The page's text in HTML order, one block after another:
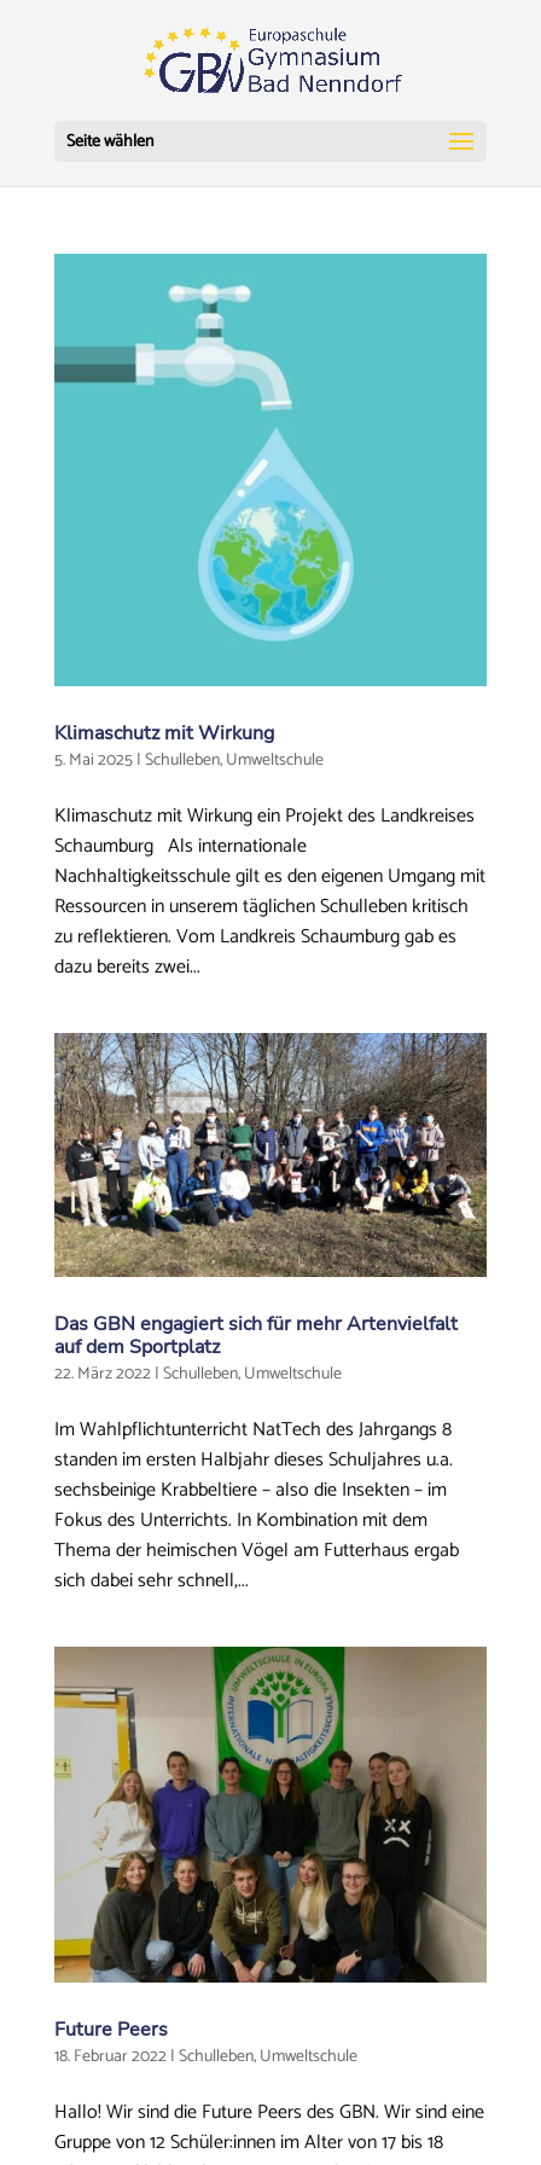
Seite wählen
Klimaschutz mit Wirkung
5. Mai 2025|Schulleben,Umweltschule
Klimaschutz mit Wirkung ein Projekt des Landkreises
Schaumburg Als internationale
Nachhaltigkeitsschule gilt es den eigenen Umgang mit
Ressourcen in unserem täglichen Schulleben kritisch
zu reflektieren. Vom Landkreis Schaumburg gab es
dazu bereits zwei...
Das GBN engagiert sich für mehr Artenvielfalt
auf dem Sportplatz
22. März 2022|Schulleben,Umweltschule
Im Wahlpflichtunterricht NatTech des Jahrgangs 8
standen im ersten Halbjahr dieses Schuljahres u.a.
sechsbeinige Krabbeltiere – also die Insekten – im
Fokus des Unterrichts. In Kombination mit dem
Thema der heimischen Vögel am Futterhaus ergab
sich dabei sehr schnell,...
Future Peers
18. Februar 2022|Schulleben,Umweltschule
Hallo! Wir sind die Future Peers des GBN. Wir sind eine
Gruppe von 12 Schüler:innen im Alter von 17 bis 18